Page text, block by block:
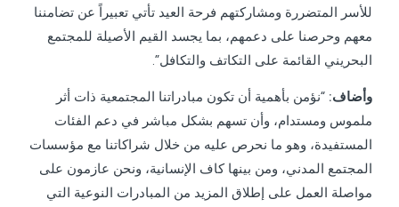
للأسر المتضررة ومشاركتهم فرحة العيد تأتي تعبيراً عن تضامننا
معهم وحرصنا على دعمهم، بما يجسد القيم الأصيلة للمجتمع
البحريني القائمة على التكاتف والتكافل”.
وأضاف: “نؤمن بأهمية أن تكون مبادراتنا المجتمعية ذات أثر
ملموس ومستدام، وأن تسهم بشكل مباشر في دعم الفئات
المستفيدة، وهو ما نحرص عليه من خلال شراكاتنا مع مؤسسات
المجتمع المدني، ومن بينها كاف الإنسانية، ونحن عازمون على
مواصلة العمل على إطلاق المزيد من المبادرات النوعية التي